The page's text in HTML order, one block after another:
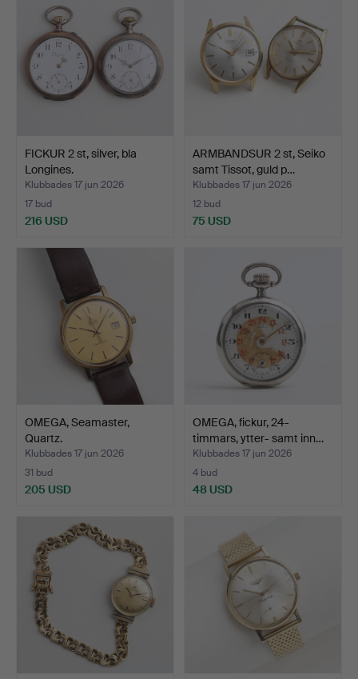
FICKUR 2 st, silver, bla
Longines.
Klubbades 17 jun 2026
17 bud
216 USD
ARMBANDSUR 2 st, Seiko
samt Tissot, guld p…
Klubbades 17 jun 2026
12 bud
75 USD
OMEGA, Seamaster,
Quartz.
Klubbades 17 jun 2026
31 bud
205 USD
OMEGA, fickur, 24-
timmars, ytter- samt inn…
Klubbades 17 jun 2026
4 bud
48 USD